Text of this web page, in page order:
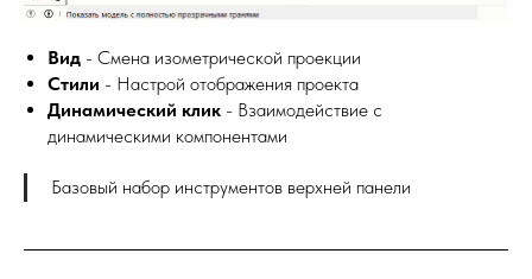
Вид - Смена изометрической проекции
Стили - Настрой отображения проекта
Динамический клик - Взаимодействие с
динамическими компонентами
Базовый набор инструментов верхней панели